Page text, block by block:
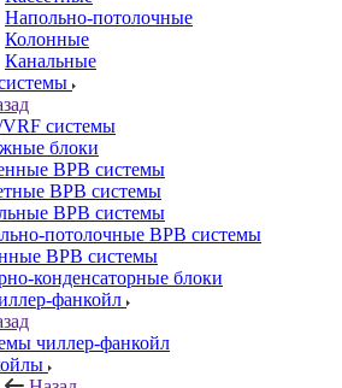
Напольно-потолочные
Колонные
Канальные
системы
блоки
ВРВ системы
ВРВ системы
ВРВ системы
потолочные ВРВ системы
ВРВ системы
конденсаторные блоки
фанкойл
чиллер-фанкойл